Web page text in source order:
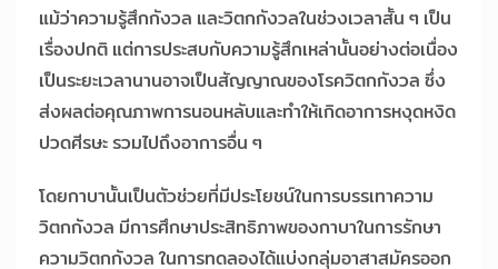
แม้ว่าความรู้สึกกังวล และวิตกกังวลในช่วงเวลาสั้น ๆ เป็น
เรื่องปกติ แต่การประสบกับความรู้สึกเหล่านั้นอย่างต่อเนื่อง
เป็นระยะเวลานานอาจเป็นสัญญาณของโรควิตกกังวล ซึ่ง
ส่งผลต่อคุณภาพการนอนหลับและทำให้เกิดอาการหงุดหงิด
ปวดศีรษะ รวมไปถึงอาการอื่น ๆ
โดยกาบานั้นเป็นตัวช่วยที่มีประโยชน์ในการบรรเทาความ
วิตกกังวล มีการศึกษาประสิทธิภาพของกาบาในการรักษา
ความวิตกกังวล ในการทดลองได้แบ่งกลุ่มอาสาสมัครออก